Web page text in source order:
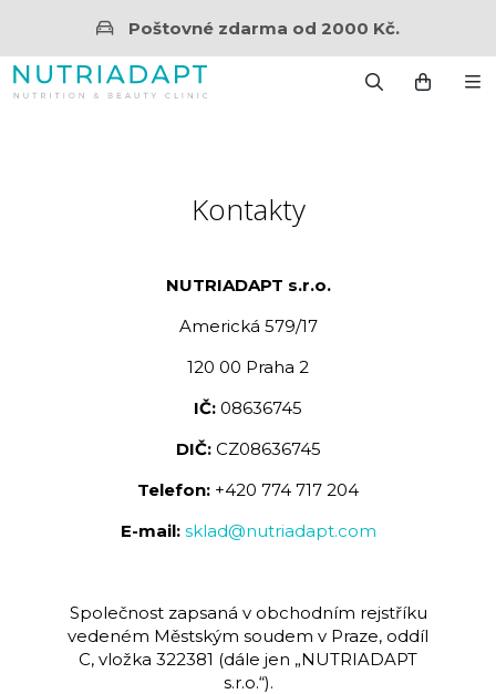
Poštovné zdarma od 2000 Kč.
Kontakty
NUTRIADAPT s.r.o.
Americká 579/17
120 00 Praha 2
IČ: 08636745
DIČ:CZ08636745
Telefon: +420 774 717 204
E-mail: sklad@nutriadapt.com
Společnost zapsaná v obchodním rejstříku
vedeném Městským soudem v Praze, oddíl
C, vložka 322381 (dále jen „NUTRIADAPT
s.r.o.“).